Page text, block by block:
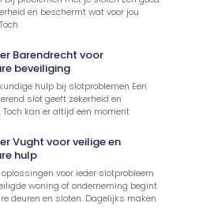
en beschermt wat voor jou
Barendrecht voor
beveiliging
hulp bij slotproblemen Een
slot geeft zekerheid en
kan er altijd een moment
Vught voor veilige en
hulp
voor ieder slotprobleem
woning of onderneming begint
deuren en sloten. Dagelijks maken